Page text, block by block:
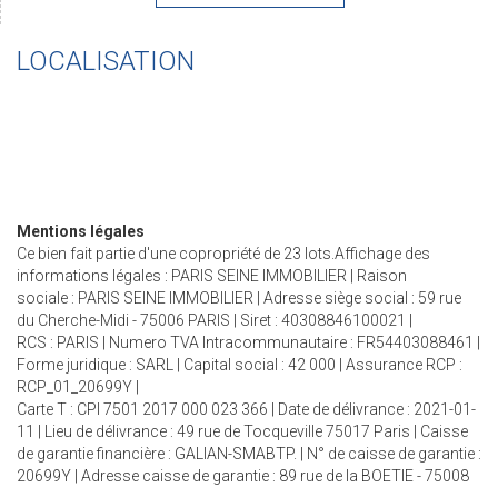
LOCALISATION
Mentions légales
Ce bien fait partie d'une copropriété de 23 lots.Affichage des
informations légales : PARIS SEINE IMMOBILIER | Raison
sociale : PARIS SEINE IMMOBILIER | Adresse siège social : 59 rue
du Cherche-Midi - 75006 PARIS | Siret : 40308846100021 |
RCS : PARIS | Numero TVA Intracommunautaire : FR54403088461 |
Forme juridique : SARL | Capital social : 42 000 | Assurance RCP :
RCP_01_20699Y |
Carte T : CPI 7501 2017 000 023 366 | Date de délivrance : 2021-01-
11 | Lieu de délivrance : 49 rue de Tocqueville 75017 Paris | Caisse
de garantie financière : GALIAN-SMABTP. | N° de caisse de garantie :
20699Y | Adresse caisse de garantie : 89 rue de la BOETIE - 75008